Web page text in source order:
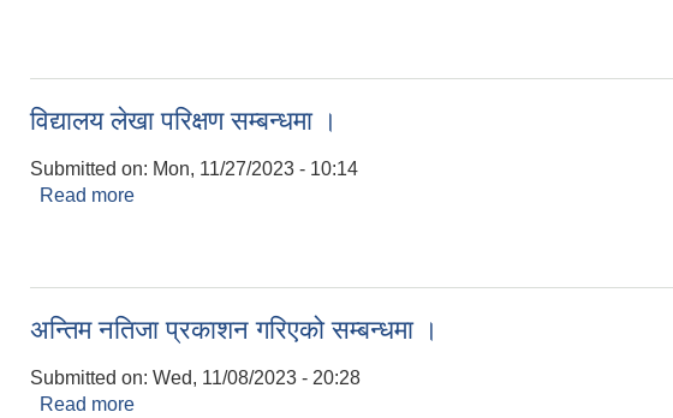
विद्यालय लेखा परिक्षण सम्बन्धमा ।
Submitted on: Mon, 11/27/2023 - 10:14
Read more
अन्तिम नतिजा प्रकाशन गरिएको सम्बन्धमा ।
Submitted on: Wed, 11/08/2023 - 20:28
Read more